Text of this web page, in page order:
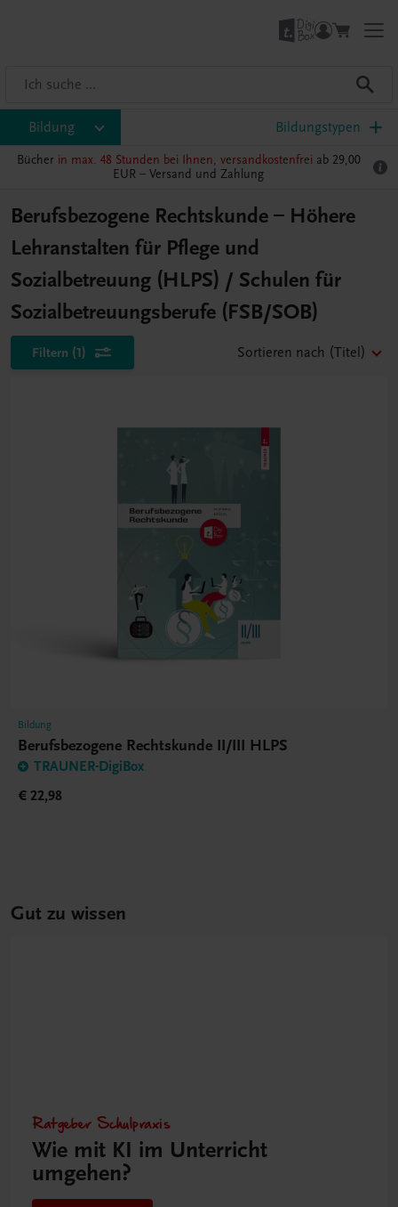
Bildung Bildungstypen
Bücher in max. 48 Stunden bei Ihnen, versandkostenfrei ab 29,00
EUR – Versand und Zahlung
Berufsbezogene Rechtskunde – Höhere
Lehranstalten für Pflege und
Sozialbetreuung (HLPS) / Schulen für
Sozialbetreuungsberufe (FSB/SOB)
Filtern (1) Sortieren nach (Titel)
Bildung
Berufsbezogene Rechtskunde II/III HLPS
TRAUNER-DigiBox
€ 22,98
Gut zu wissen
Ratgeber Schulpraxis
Wie mit KI im Unterricht
umgehen?